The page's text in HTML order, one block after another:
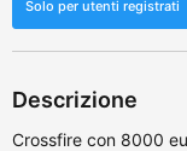
Solo per utenti registrati
Descrizione
Crossfire con 8000